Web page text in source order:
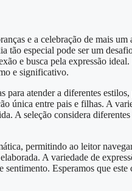
e a celebração de mais
tão especial pode ser um
e busca pela expressão
e significativo.
atender a diferentes
única entre pais e filhas. A
seleção considera
permitindo ao leitor
A variedade de
Esperamos que